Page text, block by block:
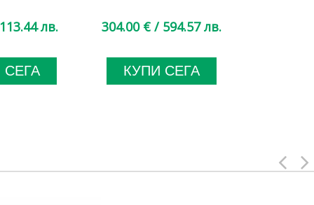
лв.
СЕГА
304.00 € / 594.57 лв.
КУПИ СЕГА